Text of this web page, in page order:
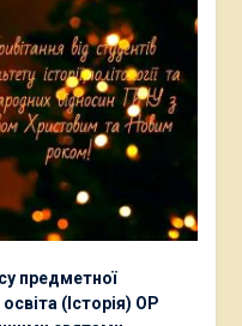
предметної
(Історія) ОР